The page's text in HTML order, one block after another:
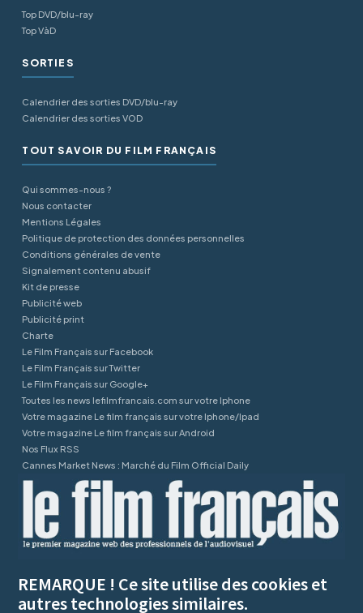
Top DVD/blu-ray
Top VàD
SORTIES
Calendrier des sorties DVD/blu-ray
Calendrier des sorties VOD
TOUT SAVOIR DU FILM FRANÇAIS
Qui sommes-nous ?
Nous contacter
Mentions Légales
Politique de protection des données personnelles
Conditions générales de vente
Signalement contenu abusif
Kit de presse
Publicité web
Publicité print
Charte
Le Film Français sur Facebook
Le Film Français sur Twitter
Le Film Français sur Google+
Toutes les news lefilmfrancais.com sur votre Iphone
Votre magazine Le film français sur votre Iphone/Ipad
Votre magazine Le film français sur Android
Nos Flux RSS
Cannes Market News : Marché du Film Official Daily
REMARQUE ! Ce site utilise des cookies et
autres technologies similaires.